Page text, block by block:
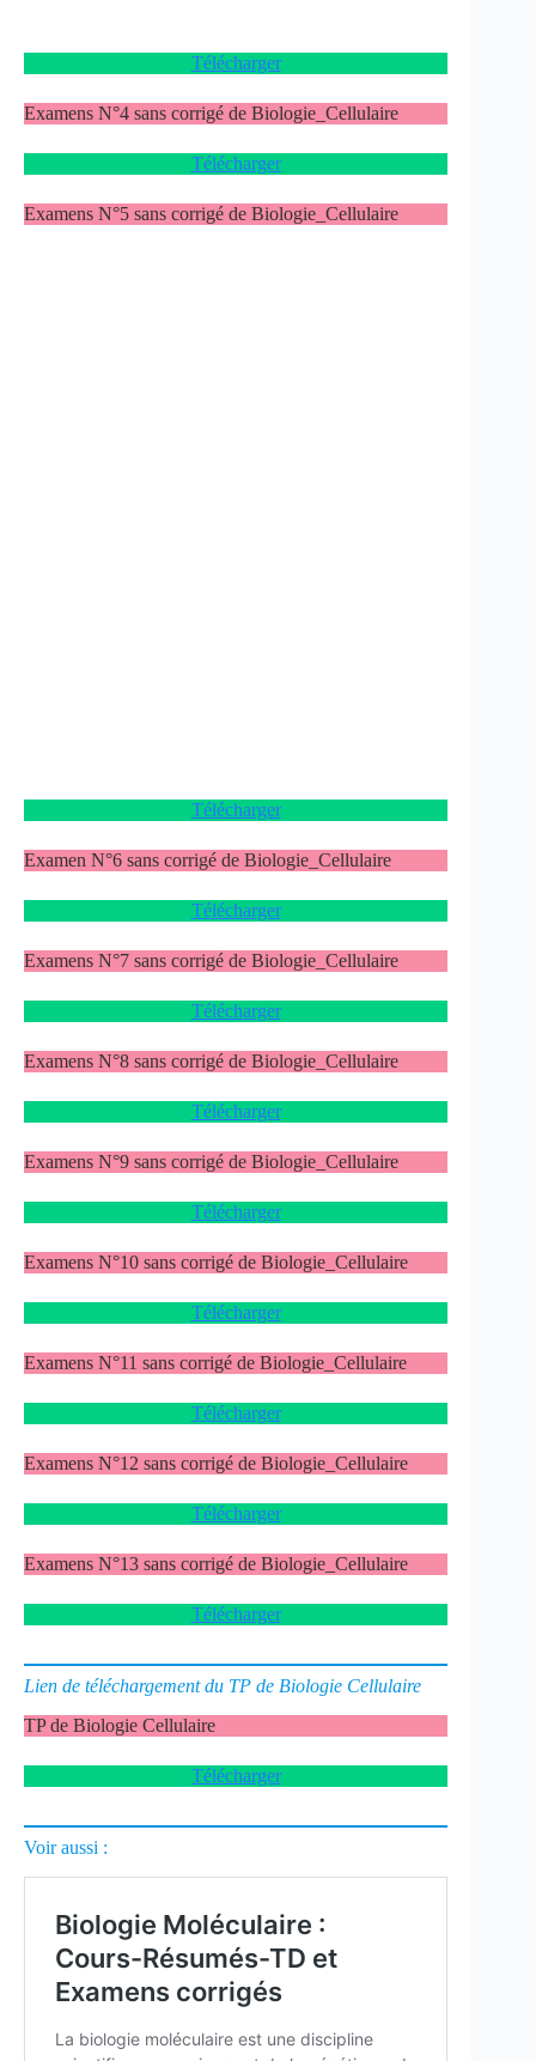
Télécharger
Examens N°4 sans corrigé de Biologie_Cellulaire
Télécharger
Examens N°5 sans corrigé de Biologie_Cellulaire
Télécharger
Examen N°6 sans corrigé de Biologie_Cellulaire
Télécharger
Examens N°7 sans corrigé de Biologie_Cellulaire
Télécharger
Examens N°8 sans corrigé de Biologie_Cellulaire
Télécharger
Examens N°9 sans corrigé de Biologie_Cellulaire
Télécharger
Examens N°10 sans corrigé de Biologie_Cellulaire
Télécharger
Examens N°11 sans corrigé de Biologie_Cellulaire
Télécharger
Examens N°12 sans corrigé de Biologie_Cellulaire
Télécharger
Examens N°13 sans corrigé de Biologie_Cellulaire
Télécharger
Lien de téléchargement du TP de Biologie Cellulaire
TP de Biologie Cellulaire
Télécharger
Voir aussi :